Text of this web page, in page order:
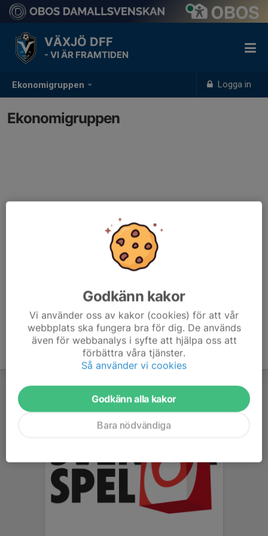
Ekonomigruppen Logga in
VÄXJÖ DFF
- VI ÄR FRAMTIDEN
Ekonomigruppen
Godkänn kakor
Vi använder oss av kakor (cookies) för att vår
webbplats ska fungera bra för dig. De används
även för webbanalys i syfte att hjälpa oss att
förbättra våra tjänster.
Så använder vi cookies
Godkänn alla kakor
Bara nödvändiga